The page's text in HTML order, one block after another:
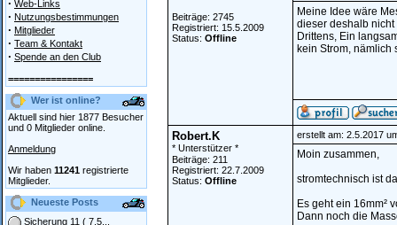
· Web-Links
· Nutzungsbestimmungen
· Mitglieder
· Team & Kontakt
· Spende an den Club
================
Wer ist online?
Aktuell sind hier 1877 Besucher
und 0 Mitglieder online.
Anmeldung
Wir haben 11241 registrierte
Mitglieder.
Neueste Posts
Sicherung 11 ( 7,5...
Beiträge: 2745
Registriert: 15.5.2009
Status: Offline
Meine Idee wäre
dieser deshalb nicht
Drittens, Ein
kein Strom, nämlich
Robert.K
* Unterstützer *
Beiträge: 211
Registriert: 22.7.2009
Status: Offline
erstellt am: 2.5.2017
Moin zusammen,
stromtechnisch ist
Es geht ein 16mm²
Dann noch die